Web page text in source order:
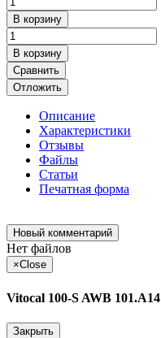
В корзину
В корзину
Сравнить
Отложить
Описание
Характеристики
Отзывы
Файлы
Статьи
Печатная форма
Новый комментарий
Нет файлов
×Close
Vitocal 100-S AWB 101.A14
Закрыть